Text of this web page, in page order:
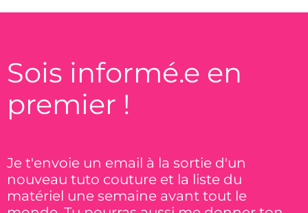
Sois informé.e en
premier !
Je t'envoie un email à la sortie d'un
nouveau tuto couture et la liste du
matériel une semaine avant tout le